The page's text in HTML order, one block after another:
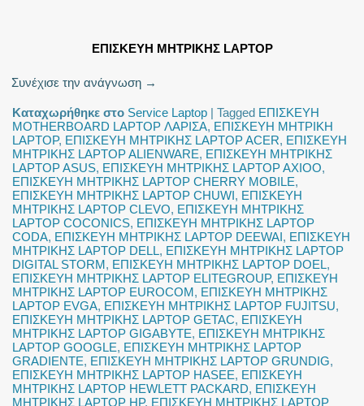
ΕΠΙΣΚΕΥΗ ΜΗΤΡΙΚΗΣ LAPTOP
Συνέχισε την ανάγνωση →
Καταχωρήθηκε στο Service Laptop |Tagged ΕΠΙΣΚΕΥΗ
MOTHERBOARD LAPTOP ΛΑΡΙΣΑ, ΕΠΙΣΚΕΥΗ ΜΗΤΡΙΚΗ
LAPTOP, ΕΠΙΣΚΕΥΗ ΜΗΤΡΙΚΗΣ LAPTOP ACER, ΕΠΙΣΚΕΥΗ
ΜΗΤΡΙΚΗΣ LAPTOP ALIENWARE, ΕΠΙΣΚΕΥΗ ΜΗΤΡΙΚΗΣ
LAPTOP ASUS, ΕΠΙΣΚΕΥΗ ΜΗΤΡΙΚΗΣ LAPTOP AXIOO,
ΕΠΙΣΚΕΥΗ ΜΗΤΡΙΚΗΣ LAPTOP CHERRY MOBILE,
ΕΠΙΣΚΕΥΗ ΜΗΤΡΙΚΗΣ LAPTOP CHUWI, ΕΠΙΣΚΕΥΗ
ΜΗΤΡΙΚΗΣ LAPTOP CLEVO, ΕΠΙΣΚΕΥΗ ΜΗΤΡΙΚΗΣ
LAPTOP COCONICS, ΕΠΙΣΚΕΥΗ ΜΗΤΡΙΚΗΣ LAPTOP
CODA, ΕΠΙΣΚΕΥΗ ΜΗΤΡΙΚΗΣ LAPTOP DEEWAI, ΕΠΙΣΚΕΥΗ
ΜΗΤΡΙΚΗΣ LAPTOP DELL, ΕΠΙΣΚΕΥΗ ΜΗΤΡΙΚΗΣ LAPTOP
DIGITAL STORM, ΕΠΙΣΚΕΥΗ ΜΗΤΡΙΚΗΣ LAPTOP DOEL,
ΕΠΙΣΚΕΥΗ ΜΗΤΡΙΚΗΣ LAPTOP ELITEGROUP, ΕΠΙΣΚΕΥΗ
ΜΗΤΡΙΚΗΣ LAPTOP EUROCOM, ΕΠΙΣΚΕΥΗ ΜΗΤΡΙΚΗΣ
LAPTOP EVGA, ΕΠΙΣΚΕΥΗ ΜΗΤΡΙΚΗΣ LAPTOP FUJITSU,
ΕΠΙΣΚΕΥΗ ΜΗΤΡΙΚΗΣ LAPTOP GETAC, ΕΠΙΣΚΕΥΗ
ΜΗΤΡΙΚΗΣ LAPTOP GIGABYTE, ΕΠΙΣΚΕΥΗ ΜΗΤΡΙΚΗΣ
LAPTOP GOOGLE, ΕΠΙΣΚΕΥΗ ΜΗΤΡΙΚΗΣ LAPTOP
GRADIENTE, ΕΠΙΣΚΕΥΗ ΜΗΤΡΙΚΗΣ LAPTOP GRUNDIG,
ΕΠΙΣΚΕΥΗ ΜΗΤΡΙΚΗΣ LAPTOP HASEE, ΕΠΙΣΚΕΥΗ
ΜΗΤΡΙΚΗΣ LAPTOP HEWLETT PACKARD, ΕΠΙΣΚΕΥΗ
ΜΗΤΡΙΚΗΣ LAPTOP HP, ΕΠΙΣΚΕΥΗ ΜΗΤΡΙΚΗΣ LAPTOP